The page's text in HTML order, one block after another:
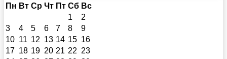
Пн Вт Ср Чт Пт Сб Вс
1
2
3
4 5 6 7 8
9
10 11 12 13 14 15 16
17 18 19 20 21 22 23